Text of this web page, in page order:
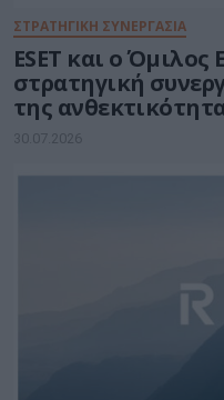
ΣΤΡΑΤΗΓΙΚΗ ΣΥΝΕΡΓΑΣΙΑ
ESET και ο Όμιλος
στρατηγική
της
τομείς
30.07.2026